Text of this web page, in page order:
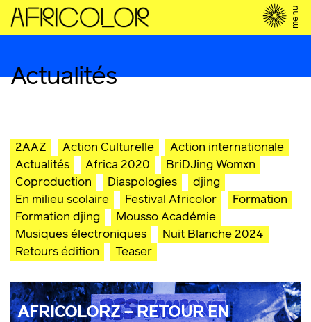
menu
Actualités
2AAZ Action Culturelle
Action internationale
Actualités
Africa 2020
BriDJing Womxn
Coproduction
Diaspologies
djing
En milieu scolaire
Festival Africolor
Formation
Formation djing
Mousso Académie
Musiques électroniques
Nuit Blanche 2024
Retours édition
Teaser
AFRICOLORZ – RETOUR EN